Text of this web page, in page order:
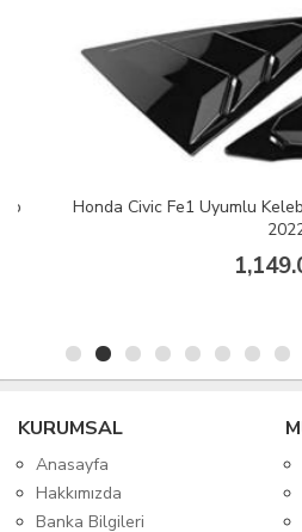
Honda Civic Fe1 Uyumlu
2022-
KURUMSAL
Anasayfa
Hakkımızda
Banka Bilgileri